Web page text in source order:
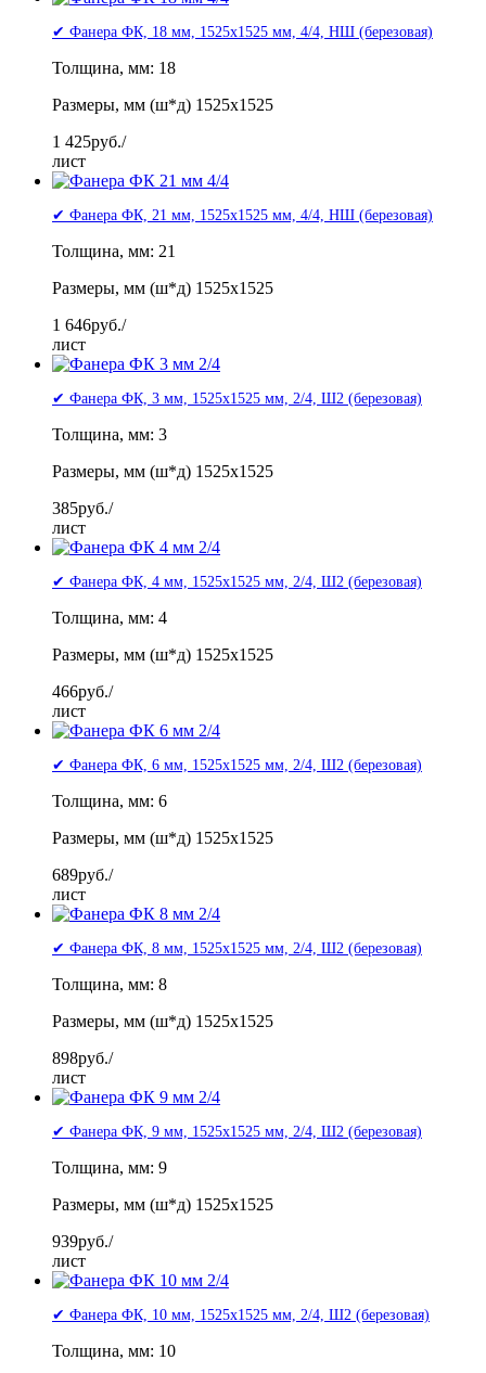
✔ Фанера ФК, 18 мм, 1525x1525 мм, 4/4, НШ (березовая)
Толщина, мм: 18
Размеры, мм (ш*д) 1525x1525
1 425руб./
лист
✔ Фанера ФК, 21 мм, 1525x1525 мм, 4/4, НШ (березовая)
Толщина, мм: 21
Размеры, мм (ш*д) 1525x1525
1 646руб./
лист
✔ Фанера ФК, 3 мм, 1525x1525 мм, 2/4, Ш2 (березовая)
Толщина, мм: 3
Размеры, мм (ш*д) 1525x1525
385руб./
лист
✔ Фанера ФК, 4 мм, 1525x1525 мм, 2/4, Ш2 (березовая)
Толщина, мм: 4
Размеры, мм (ш*д) 1525x1525
466руб./
лист
✔ Фанера ФК, 6 мм, 1525x1525 мм, 2/4, Ш2 (березовая)
Толщина, мм: 6
Размеры, мм (ш*д) 1525x1525
689руб./
лист
✔ Фанера ФК, 8 мм, 1525x1525 мм, 2/4, Ш2 (березовая)
Толщина, мм: 8
Размеры, мм (ш*д) 1525x1525
898руб./
лист
✔ Фанера ФК, 9 мм, 1525x1525 мм, 2/4, Ш2 (березовая)
Толщина, мм: 9
Размеры, мм (ш*д) 1525x1525
939руб./
лист
✔ Фанера ФК, 10 мм, 1525x1525 мм, 2/4, Ш2 (березовая)
Толщина, мм: 10